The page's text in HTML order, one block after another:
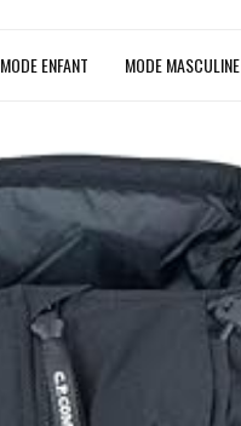
MODE ENFANT MODE MASCULINE